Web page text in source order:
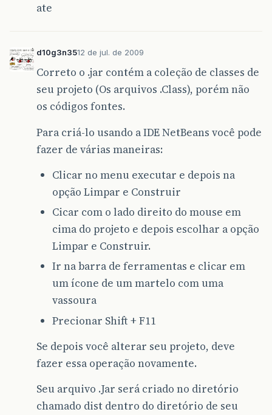
ate
d10g3n3512 de jul. de 2009
Correto o .jar contém a coleção de classes de
seu projeto (Os arquivos .Class), porém não
os códigos fontes.
Para criá-lo usando a IDE NetBeans você pode
fazer de várias maneiras:
Clicar no menu executar e depois na
opção Limpar e Construir
Cicar com o lado direito do mouse em
cima do projeto e depois escolhar a opção
Limpar e Construir.
Ir na barra de ferramentas e clicar em
um ícone de um martelo com uma
vassoura
Precionar Shift + F11
Se depois você alterar seu projeto, deve
fazer essa operação novamente.
Seu arquivo .Jar será criado no diretório
chamado dist dentro do diretório de seu